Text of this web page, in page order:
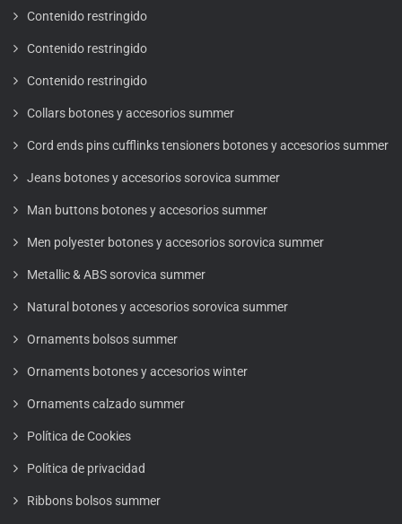
Contenido restringido
Contenido restringido
Contenido restringido
Collars botones y accesorios summer
Cord ends pins cufflinks tensioners botones y accesorios summer
Jeans botones y accesorios sorovica summer
Man buttons botones y accesorios summer
Men polyester botones y accesorios sorovica summer
Metallic & ABS sorovica summer
Natural botones y accesorios sorovica summer
Ornaments bolsos summer
Ornaments botones y accesorios winter
Ornaments calzado summer
Política de Cookies
Política de privacidad
Ribbons bolsos summer